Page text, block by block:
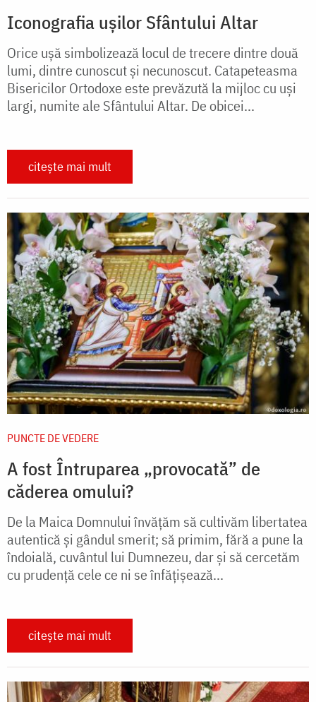
Iconografia ușilor Sfântului Altar
Orice ușă simbolizează locul de trecere dintre două
lumi, dintre cunoscut şi necunoscut. Catapeteasma
Bisericilor Ortodoxe este prevăzută la mijloc cu uși
largi, numite ale Sfântului Altar. De obicei...
citește mai mult
PUNCTE DE VEDERE
A fost Întruparea „provocată” de
căderea omului?
De la Maica Domnului învățăm să cultivăm libertatea
autentică și gândul smerit; să primim, fără a pune la
îndoială, cuvântul lui Dumnezeu, dar și să cercetăm
cu prudență cele ce ni se înfățișează...
citește mai mult